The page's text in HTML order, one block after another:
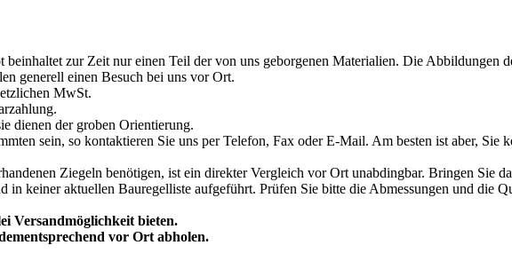
beinhaltet zur Zeit nur einen Teil der von uns geborgenen Materialien. Die Abbildungen
generell einen Besuch bei uns vor Ort.
MwSt.
dienen der groben Orientierung.
sein, so kontaktieren Sie uns per Telefon, Fax oder E-Mail. Am besten ist aber, Sie
Ziegeln benötigen, ist ein direkter Vergleich vor Ort unabdingbar. Bringen Sie
in keiner aktuellen Bauregelliste aufgeführt. Prüfen Sie bitte die Abmessungen und die
Versandmöglichkeit bieten.
vor Ort abholen.